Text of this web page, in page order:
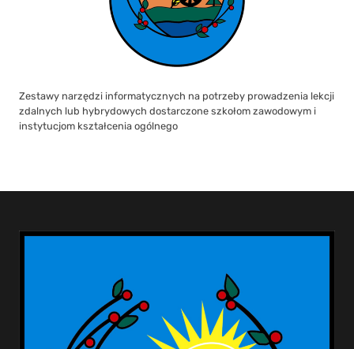
Zestawy narzędzi informatycznych na potrzeby prowadzenia lekcji
zdalnych lub hybrydowych dostarczone szkołom zawodowym i
instytucjom kształcenia ogólnego